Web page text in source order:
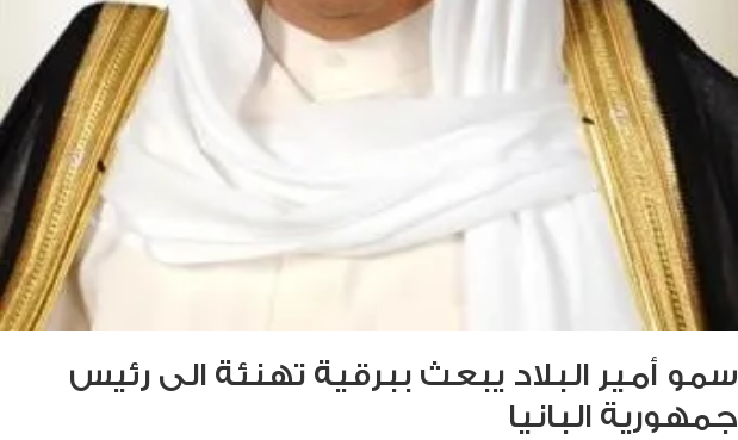
سمو أمير البلاد يبعث ببرقية تهنئة الى رئيس
جمهورية البانيا